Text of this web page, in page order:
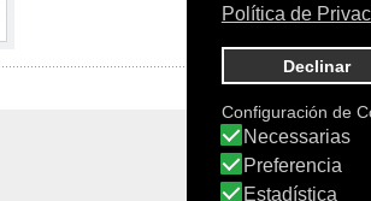
¡SÍGUENOS EN